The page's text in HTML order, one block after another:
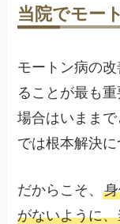
当院でモー
モートン病の
ることが最も
場合はいまま
では根本解決に
だからこそ、
がないように